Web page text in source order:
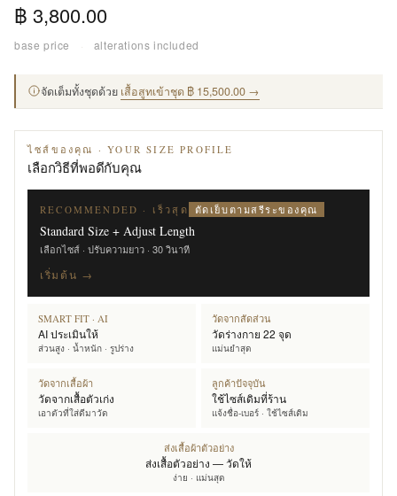
฿ 3,800.00
base price · alterations included
จัดเต็มทั้งชุดด้วย เสื้อสูทเข้าชุด ฿ 15,500.00 →
ไซส์ของคุณ · YOUR SIZE PROFILE
เลือกวิธีที่พอดีกับคุณ
RECOMMENDED · เร็วสุด ตัดเย็บตามสรีระของคุณ
Standard Size + Adjust Length
เลือกไซส์ · ปรับความยาว · 30 วินาที
เริ่มต้น →
SMART FIT · AI
AI ประเมินให้
ส่วนสูง · น้ำหนัก · รูปร่าง
วัดจากสัดส่วน
วัดร่างกาย 22 จุด
แม่นยำสุด
วัดจากเสื้อผ้า
วัดจากเสื้อตัวเก่ง
เอาตัวที่ใส่ดีมาวัด
ลูกค้าปัจจุบัน
ใช้ไซส์เดิมที่ร้าน
แจ้งชื่อ-เบอร์ · ใช้ไซส์เดิม
ส่งเสื้อผ้าตัวอย่าง
ส่งเสื้อตัวอย่าง — วัดให้
ง่าย · แม่นสุด